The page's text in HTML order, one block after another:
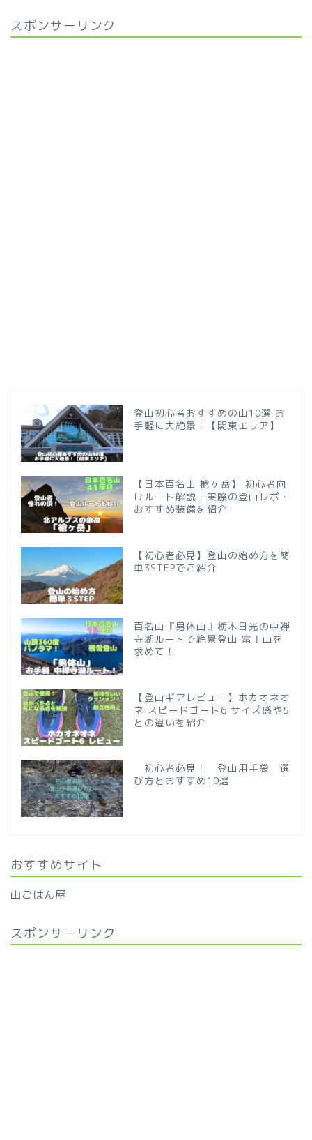
スポンサーリンク
登山初心者おすすめの山10選 お
手軽に大絶景！【関東エリア】
【日本百名山 槍ヶ岳】 初心者向
けルート解説・実際の登山レポ・
おすすめ装備を紹介
【初心者必見】登山の始め方を簡
単3STEPでご紹介
百名山『男体山』栃木日光の中禅
寺湖ルートで絶景登山 富士山を
求めて！
【登山ギアレビュー】ホカオネオ
ネ スピードゴート6 サイズ感や5
との違いを紹介
初心者必見！ 登山用手袋 選
び方とおすすめ10選
おすすめサイト
山ごはん屋
スポンサーリンク